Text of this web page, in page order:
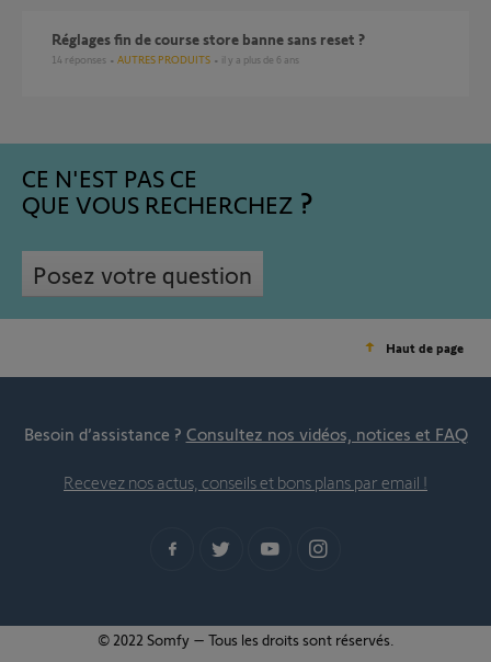
Réglages fin de course store banne sans reset ?
14 réponses AUTRES PRODUITS il y a plus de 6 ans
CE N'EST PAS CE
QUE VOUS RECHERCHEZ
Posez votre question
Haut de page
Besoin d’assistance ? Consultez nos vidéos, notices et FAQ
Recevez nos actus, conseils et bons plans par email !
© 2022 Somfy – Tous les droits sont réservés.